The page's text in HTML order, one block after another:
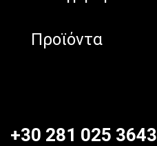
Προϊόντα
+30 281 025 3643